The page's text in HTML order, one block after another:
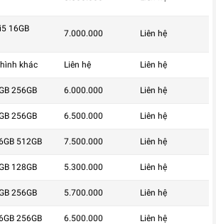
16GB
7.000.000 Liên hệ
khác Liên hệ Liên hệ
256GB 6.000.000 Liên hệ
256GB 6.500.000 Liên hệ
512GB 7.500.000 Liên hệ
128GB 5.300.000 Liên hệ
256GB 5.700.000 Liên hệ
256GB 6.500.000 Liên hệ